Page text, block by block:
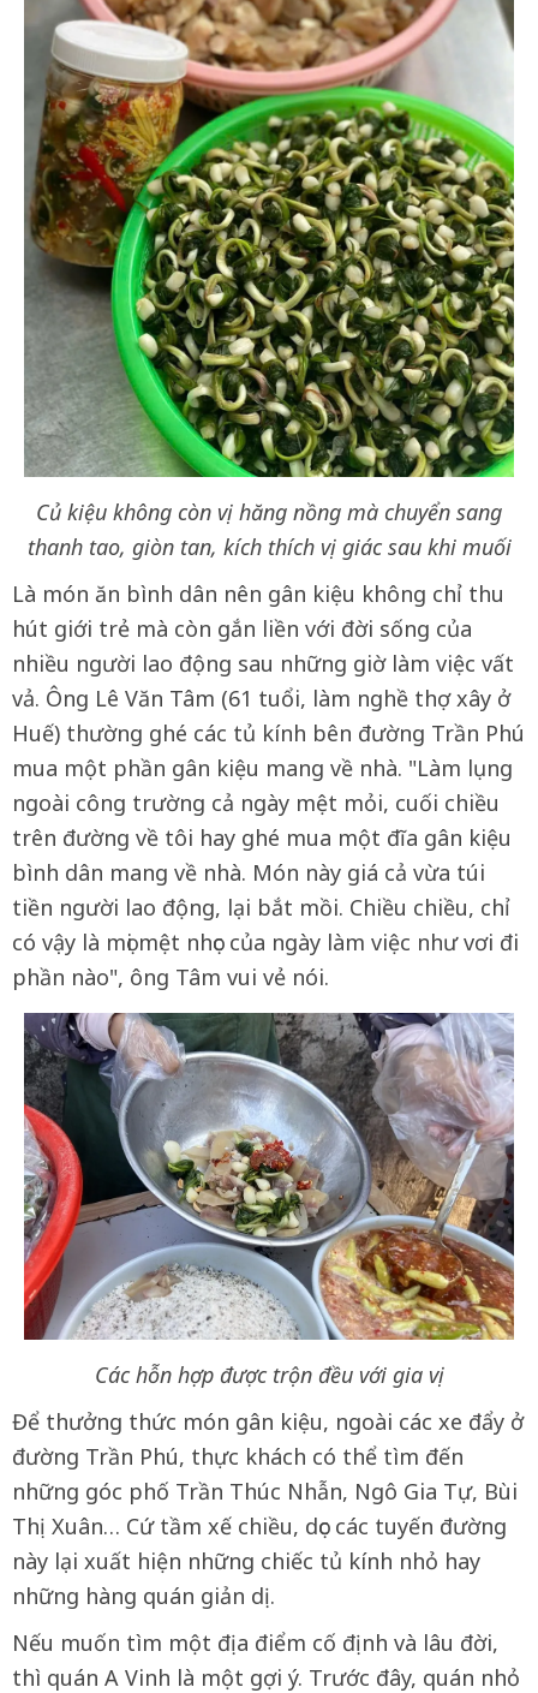
Củ kiệu không còn vị hăng nồng mà chuyển sang
thanh tao, giòn tan, kích thích vị giác sau khi muối
Là món ăn bình dân nên gân kiệu không chỉ thu
hút giới trẻ mà còn gắn liền với đời sống của
nhiều người lao động sau những giờ làm việc vất
vả. Ông Lê Văn Tâm (61 tuổi, làm nghề thợ xây ở
Huế) thường ghé các tủ kính bên đường Trần Phú
mua một phần gân kiệu mang về nhà. "Làm lụng
ngoài công trường cả ngày mệt mỏi, cuối chiều
trên đường về tôi hay ghé mua một đĩa gân kiệu
bình dân mang về nhà. Món này giá cả vừa túi
tiền người lao động, lại bắt mồi. Chiều chiều, chỉ
có vậy là mọi mệt nhọc của ngày làm việc như vơi đi
phần nào", ông Tâm vui vẻ nói.
Các hỗn hợp được trộn đều với gia vị
Để thưởng thức món gân kiệu, ngoài các xe đẩy ở
đường Trần Phú, thực khách có thể tìm đến
những góc phố Trần Thúc Nhẫn, Ngô Gia Tự, Bùi
Thị Xuân… Cứ tầm xế chiều, dọc các tuyến đường
này lại xuất hiện những chiếc tủ kính nhỏ hay
những hàng quán giản dị.
Nếu muốn tìm một địa điểm cố định và lâu đời,
thì quán A Vinh là một gợi ý. Trước đây, quán nhỏ